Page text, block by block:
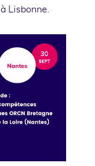
Lisbonne.